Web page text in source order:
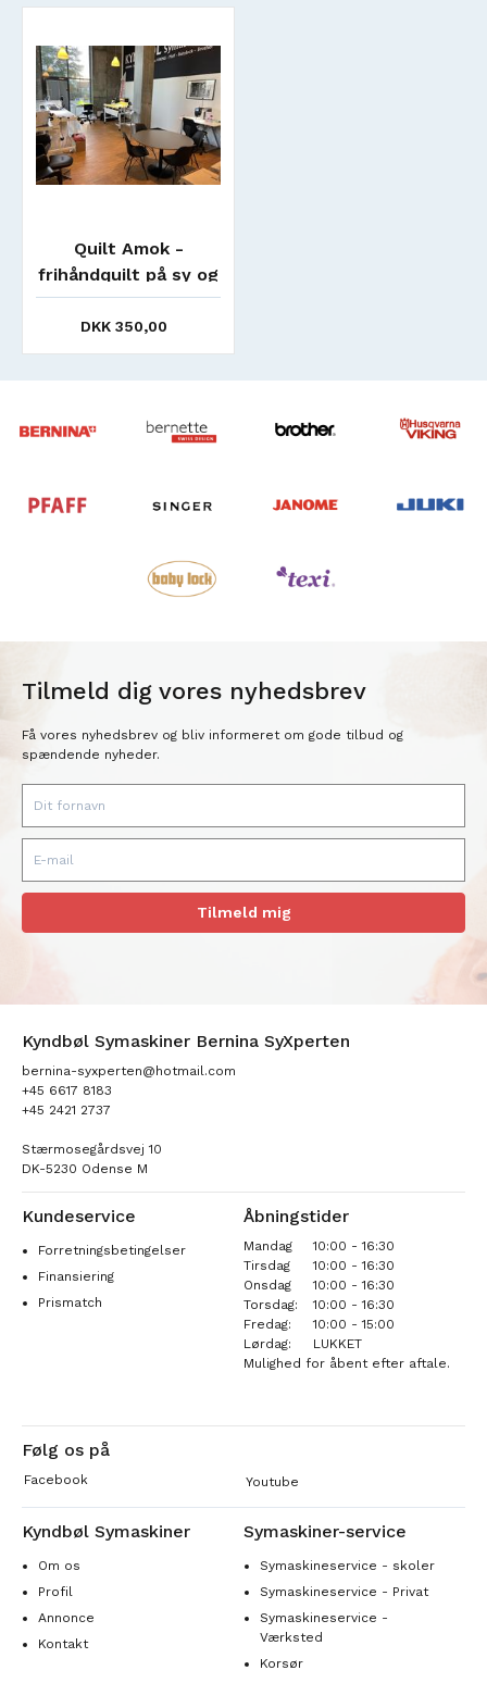
Quilt Amok -
frihåndquilt på sy og
longarm maskiner
DKK 350,00
Tilmeld dig vores nyhedsbrev
Få vores nyhedsbrev og bliv informeret om gode tilbud og
spændende nyheder.
Tilmeld mig
Kyndbøl Symaskiner Bernina SyXperten
bernina-syxperten@hotmail.com
+45 6617 8183
+45 2421 2737
Stærmosegårdsvej 10
DK-5230 Odense M
Kundeservice
Forretningsbetingelser
Finansiering
Prismatch
Åbningstider
Mandag
10:00 - 16:30
Tirsdag
10:00 - 16:30
Onsdag
10:00 - 16:30
Torsdag:
10:00 - 16:30
Fredag:
10:00 - 15:00
Lørdag:
LUKKET
Mulighed for åbent efter aftale.
Følg os på
Facebook Youtube
Kyndbøl Symaskiner
Om os
Profil
Annonce
Kontakt
Symaskiner-service
Symaskineservice - skoler
Symaskineservice - Privat
Symaskineservice -
Værksted
Korsør